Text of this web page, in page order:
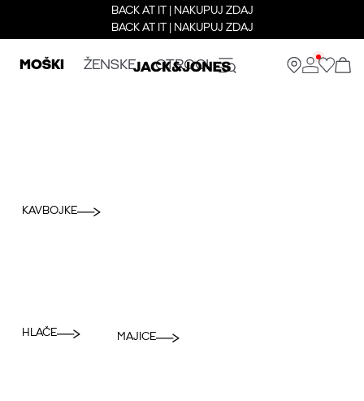
BACK AT IT | NAKUPUJ ZDAJ
BACK AT IT | NAKUPUJ ZDAJ
MOŠKI ŽENSKE OTROCI
KAVBOJKE
HLAČE MAJICE